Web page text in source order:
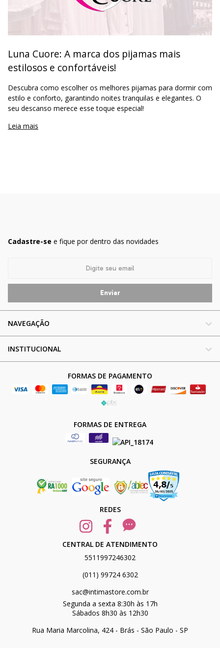
Luna Cuore: A marca dos pijamas mais
estilosos e confortáveis!
Descubra como escolher os melhores pijamas para dormir com
estilo e conforto, garantindo noites tranquilas e elegantes. O
seu descanso merece esse toque especial!
Leia mais
Cadastre-se e fique por dentro das novidades
NAVEGAÇÃO
INSTITUCIONAL
FORMAS DE PAGAMENTO
FORMAS DE ENTREGA
SEGURANÇA
REDES
CENTRAL DE ATENDIMENTO
5511997246302
(011) 99724 6302
sac@intimastore.com.br
Segunda a sexta 8:30h às 17h
Sábados 8h30 às 12h30
Rua Maria Marcolina, 424 - Brás - São Paulo - SP